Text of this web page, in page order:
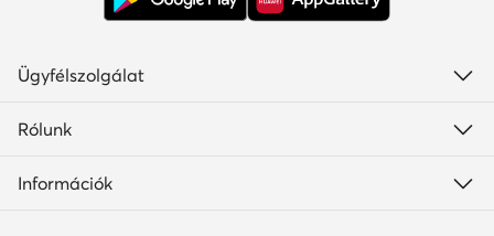
Ügyfélszolgálat
Rólunk
Információk